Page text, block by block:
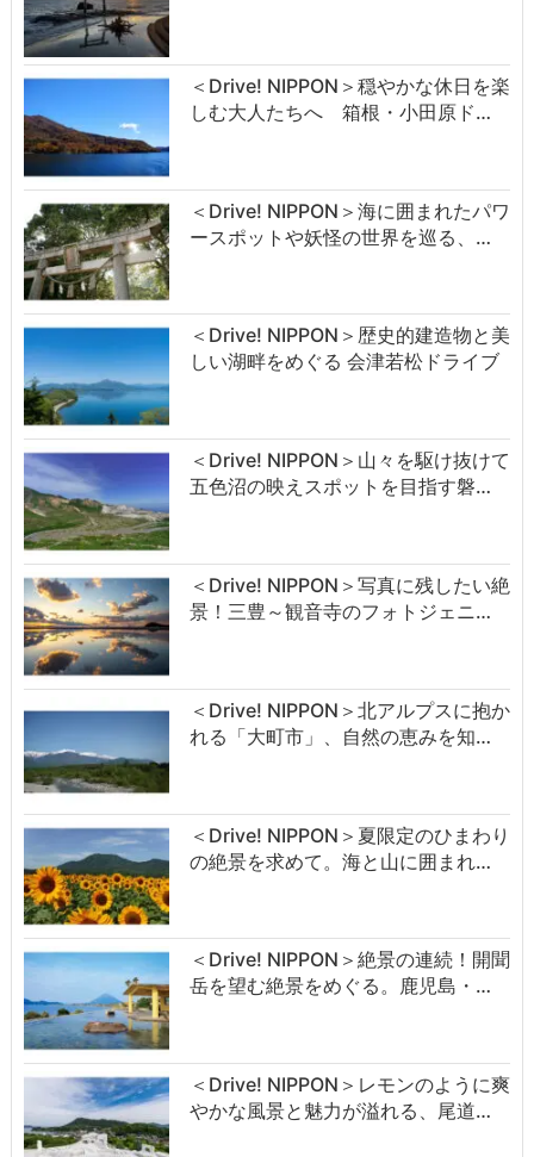
＜Drive! NIPPON＞穏やかな休日を楽
しむ大人たちへ 箱根・小田原ド…
＜Drive! NIPPON＞海に囲まれたパワ
ースポットや妖怪の世界を巡る、…
＜Drive! NIPPON＞歴史的建造物と美
しい湖畔をめぐる 会津若松ドライブ
＜Drive! NIPPON＞山々を駆け抜けて
五色沼の映えスポットを目指す磐…
＜Drive! NIPPON＞写真に残したい絶
景！三豊～観音寺のフォトジェニ…
＜Drive! NIPPON＞北アルプスに抱か
れる「大町市」、自然の恵みを知…
＜Drive! NIPPON＞夏限定のひまわり
の絶景を求めて。海と山に囲まれ…
＜Drive! NIPPON＞絶景の連続！開聞
岳を望む絶景をめぐる。鹿児島・…
＜Drive! NIPPON＞レモンのように爽
やかな風景と魅力が溢れる、尾道…